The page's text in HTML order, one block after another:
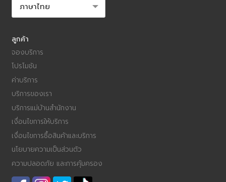
ทุก Booking ไม่ต้องสมัครเพิ่ม 6. Support 7 วัน ไม่มีวันหยุด ทีม
Support BeNeat พร้อมรับเรื่องทุกวัน รวมวันหยุดนักขัตฤกษ์ หากมี
ตอบโจทย์ทุกไลฟ์สไตล์ จอง 2 ชั่วโมงก็ได้ 5 ชั่วโมงก็ได้ รายสัปดาห์
หรือรายเดือนก็ได้ ไม่มีสัญญาผูกมัด ยกเลิกหรือเปลี่ยนแปลงได้ตาม
เงื่อนไขที่ระบุ 8. ระบบ Rating จากลูกค้าจริงทุก Booking คุณสามารถ
ดู Rating และรีวิวของคุณแม่บ้านแต่ละคนก่อนยืนยัน และหลังงานเสร็จ
สามารถให้คะแนนเพื่อพัฒนาคุณภาพต่อไป รีวิวจากลูกค้าที่เปรียบเทียบ
BeNeat กับประสบการณ์ก่อนหน้า ★★★★★ คุณจินตนา, บางกะปิ
เคยใช้บริการอื่นแล้วโดนบวกค่าอุปกรณ์เพิ่มหลังงานเสร็จ กับ BeNeat
ราคาที่เห็นในแอปคือราคาที่จ่ายจริง ชอบมากตรงนี้ ★★★★★ คุณพร
ทิพย์, อารีย์ มีครั้งหนึ่งคุณแม่บ้านป่วยกะทันหัน ติดต่อ Support แล้ว
ได้คุณแม่บ้านคนใหม่ภายในชั่วโมงเดียว ประทับใจมากๆ คำถามที่พบบ่อย
(FAQ) Q: BeNeat มีการรับประกันความพึงพอใจไหม? A: มีค่ะ หากงาน
ไม่เป็นไปตามมาตรฐาน BeNeat มีนโยบาย Re-clean ติดต่อ Support
ลูกค้า
จองบริการ
โปรโมชัน
ค่าบริการ
บริการของเรา
บริการแม่บ้านสำนักงาน
เงื่อนไขการให้บริการ
เงื่อนไขการซื้อสินค้าและบริการ
นโยบายความเป็นส่วนตัว
ความปลอดภัย และการคุ้มครอง